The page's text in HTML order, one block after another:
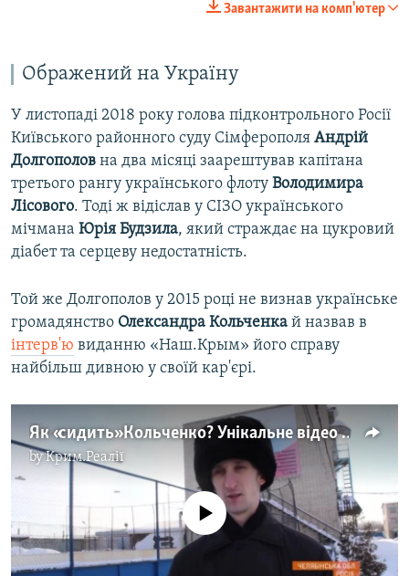
Завантажити на комп'ютер
​Ображений на Україну
У листопаді 2018 року голова підконтрольного Росії
Київського районного суду Сімферополя Андрій
Долгополов на два місяці заарештував капітана
третього рангу українського флоту Володимира
Лісового. Тоді ж відіслав у СІЗО українського
мічмана Юрія Будзила, який страждає на цукровий
діабет та серцеву недостатність.
Той же Долгополов у 2015 році не визнав українське
громадянство Олександра Кольченка й назвав в
інтерв'ю виданню «Наш.Крым» його справу
найбільш дивною у своїй кар'єрі.
Як «сидить» Кольченко? Унікальне відео з колонії (відео)
byКрим.Реалії
No media source currently available